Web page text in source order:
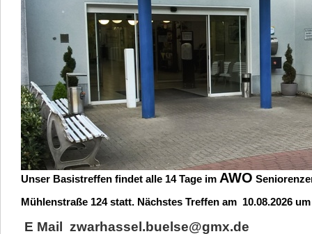
Unser Basistreffen findet alle 14 Tage im AWO
Mühlenstraße 124 statt. Nächstes Treffen am 10.08.2026
E Mail zwarhassel.buelse@gmx.de